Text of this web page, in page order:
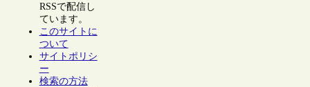
RSSで配信し
ています。
このサイトに
ついて
サイトポリシ
ー
検索の方法